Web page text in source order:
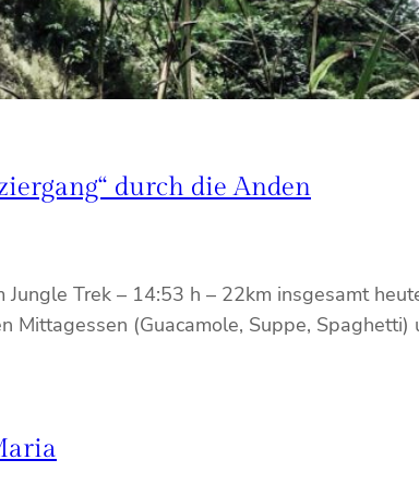
durch die Anden
Trek – 14:53 h – 22km insgesamt
Mittagessen (Guacamole, Suppe,